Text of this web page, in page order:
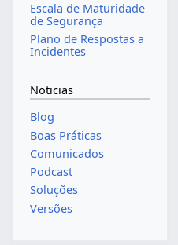
Escala de Maturidade
de Segurança
Plano de Respostas a
Incidentes
Noticias
Blog
Boas Práticas
Comunicados
Podcast
Soluções
Versões